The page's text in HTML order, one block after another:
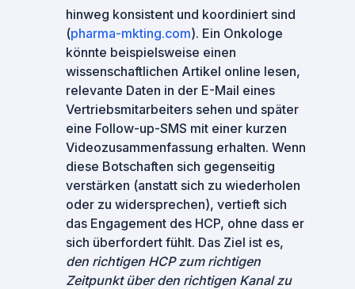
hinweg konsistent und koordiniert sind
(pharma-mkting.com). Ein Onkologe
könnte beispielsweise einen
wissenschaftlichen Artikel online lesen,
relevante Daten in der E-Mail eines
Vertriebsmitarbeiters sehen und später
eine Follow-up-SMS mit einer kurzen
Videozusammenfassung erhalten. Wenn
diese Botschaften sich gegenseitig
verstärken (anstatt sich zu wiederholen
oder zu widersprechen), vertieft sich
das Engagement des HCP, ohne dass er
sich überfordert fühlt. Das Ziel ist es,
den richtigen HCP zum richtigen
Zeitpunkt über den richtigen Kanal zu